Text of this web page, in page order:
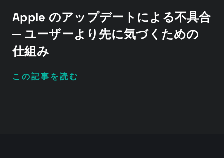
Apple のアップデートによる不具合
─ ユーザーより先に気づくための
仕組み
この記事を読む